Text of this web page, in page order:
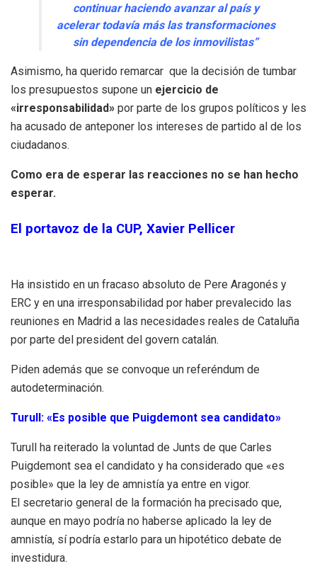
continuar haciendo avanzar al país y
acelerar todavía más las transformaciones
sin dependencia de los inmovilistas”
Asimismo, ha querido remarcar que la decisión de tumbar
los presupuestos supone un ejercicio de
«irresponsabilidad» por parte de los grupos políticos y les
ha acusado de anteponer los intereses de partido al de los
ciudadanos.
Como era de esperar las reacciones no se han hecho
esperar.
El portavoz de la CUP, Xavier Pellicer
Ha insistido en un fracaso absoluto de Pere Aragonés y
ERC y en una irresponsabilidad por haber prevalecido las
reuniones en Madrid a las necesidades reales de Cataluña
por parte del president del govern catalán.
Piden además que se convoque un referéndum de
autodeterminación.
Turull: «Es posible que Puigdemont sea candidato»
Turull ha reiterado la voluntad de Junts de que Carles
Puigdemont sea el candidato y ha considerado que «es
posible» que la ley de amnistía ya entre en vigor.
El secretario general de la formación ha precisado que,
aunque en mayo podría no haberse aplicado la ley de
amnistía, sí podría estarlo para un hipotético debate de
investidura.